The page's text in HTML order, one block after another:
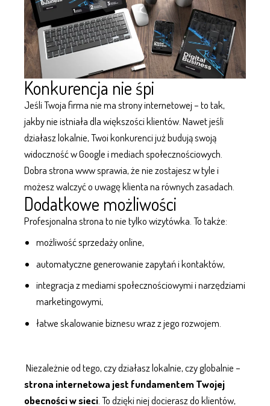
Konkurencja nie śpi
Jeśli Twoja firma nie mastrony internetowej– to tak,
jakby nie istniała dla większości klientów. Nawet jeśli
działasz lokalnie, Twoi konkurenci już budują swoją
widoczność w Google imediach społecznościowych
Dobra strona www sprawia, że nie zostajesz w tyle i
możesz walczyć o uwagę klienta na równych zasadach.
Dodatkowe możliwości
Profesjonalna strona to nie tylko wizytówka. To także:
możliwośćsprzedaży online,
automatyczne generowanie zapytań i kontaktów,
integracja z mediami społecznościowymi inarzędziami
marketingowymi,
łatwe skalowanie biznesu wraz z jego rozwojem.
Niezależnie od tego, czy działasz lokalnie, czy globalnie –
strona internetowa jest fundamentem Twojej
obecności w sieci . To dzięki niej docierasz do klientów,